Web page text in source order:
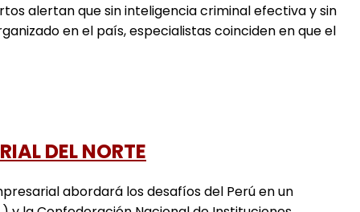
alertan que sin inteligencia criminal efectiva y sin
en el país, especialistas coinciden en que el
DEL NORTE
abordará los desafíos del Perú en un